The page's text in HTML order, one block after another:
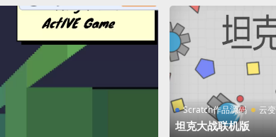
Scratch作品源码 云
坦克大战联机版